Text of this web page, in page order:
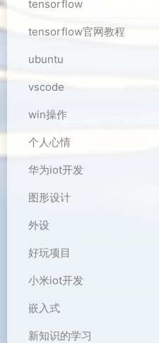
tensorflow
tensorflow官网教程
ubuntu
vscode
win操作
个人心情
华为iot开发
图形设计
外设
好玩项目
小米iot开发
嵌入式
新知识的学习